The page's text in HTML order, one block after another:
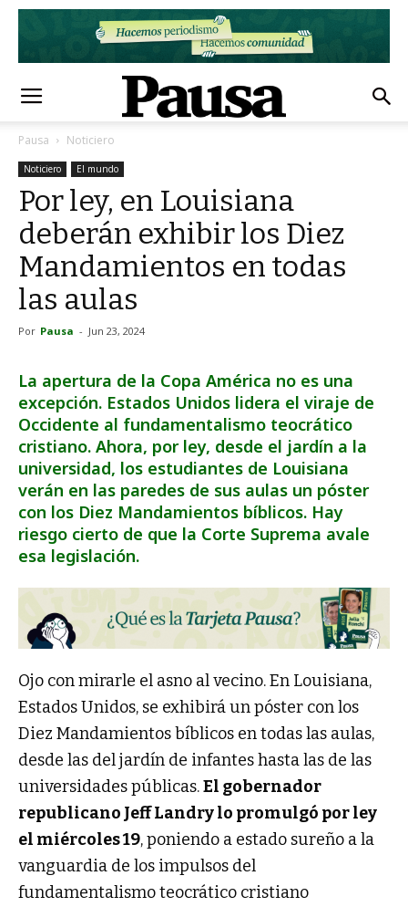
Pausa Noticiero
Noticiero El mundo
Por ley, en Louisiana
deberán exhibir los Diez
Mandamientos en todas
las aulas
Por Pausa - Jun 23, 2024
La apertura de la Copa América no es una
excepción. Estados Unidos lidera el viraje de
Occidente al fundamentalismo teocrático
cristiano. Ahora, por ley, desde el jardín a la
universidad, los estudiantes de Louisiana
verán en las paredes de sus aulas un póster
con los Diez Mandamientos bíblicos. Hay
riesgo cierto de que la Corte Suprema avale
esa legislación.
Ojo con mirarle el asno al vecino. En Louisiana,
Estados Unidos, se exhibirá un póster con los
Diez Mandamientos bíblicos en todas las aulas,
desde las del jardín de infantes hasta las de las
universidades públicas.El gobernador
republicano Jeff Landry lo promulgó por ley
el miércoles 19, poniendo a estado sureño a la
vanguardia de los impulsos del
fundamentalismo teocrático cristiano